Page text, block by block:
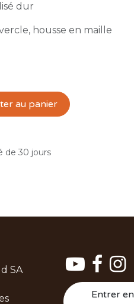
dur
housse en maille
au panier
de 30 jours
Entrer en
SA